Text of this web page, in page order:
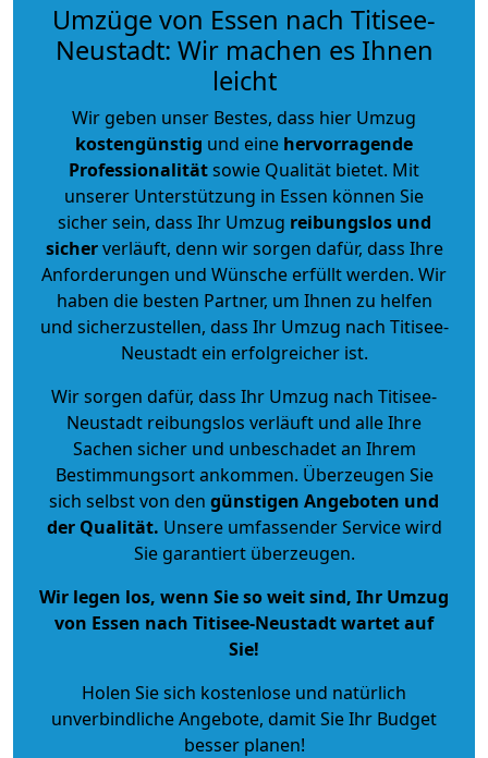
Umzüge von Essen nach Titisee-
Neustadt: Wir machen es Ihnen
leicht
Wir geben unser Bestes, dass hier Umzug
kostengünstig und eine hervorragende
Professionalitätsowie Qualität bietet. Mit
unserer Unterstützung in Essen können Sie
sicher sein, dass Ihr Umzug reibungslos und
sicherverläuft, denn wir sorgen dafür, dass Ihre
Anforderungen und Wünsche erfüllt werden. Wir
haben die besten Partner, um Ihnen zu helfen
und sicherzustellen, dass Ihr Umzug nach Titisee-
Neustadt ein erfolgreicher ist.
Wir sorgen dafür, dass Ihr Umzug nach Titisee-
Neustadt reibungslos verläuft und alle Ihre
Sachen sicher und unbeschadet an Ihrem
Bestimmungsort ankommen. Überzeugen Sie
sich selbst von den günstigen Angeboten und
der Qualität. Unsere umfassender Service wird
Sie garantiert überzeugen.
Wir legen los, wenn Sie so weit sind, Ihr Umzug
von Essen nach Titisee-Neustadt wartet auf
Sie!
Holen Sie sich kostenlose und natürlich
unverbindliche Angebote, damit Sie Ihr Budget
besser planen!